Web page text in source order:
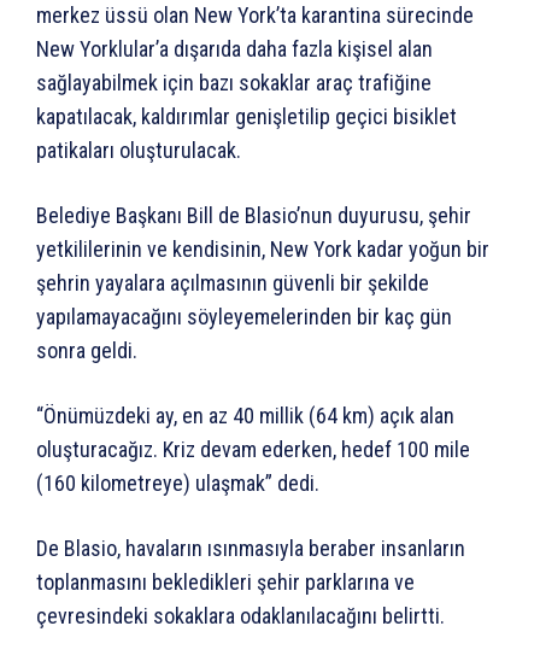
merkez üssü olan New York’ta karantina sürecinde
New Yorklular’a dışarıda daha fazla kişisel alan
sağlayabilmek için bazı sokaklar araç trafiğine
kapatılacak, kaldırımlar genişletilip geçici bisiklet
patikaları oluşturulacak.
Belediye Başkanı Bill de Blasio’nun duyurusu, şehir
yetkililerinin ve kendisinin, New York kadar yoğun bir
şehrin yayalara açılmasının güvenli bir şekilde
yapılamayacağını söyleyemelerinden bir kaç gün
sonra geldi.
“Önümüzdeki ay, en az 40 millik (64 km) açık alan
oluşturacağız. Kriz devam ederken, hedef 100 mile
(160 kilometreye) ulaşmak” dedi.
De Blasio, havaların ısınmasıyla beraber insanların
toplanmasını bekledikleri şehir parklarına ve
çevresindeki sokaklara odaklanılacağını belirtti.